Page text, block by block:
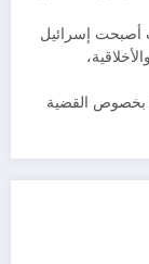
أصبحت إسرائيل
بخصوص القضية